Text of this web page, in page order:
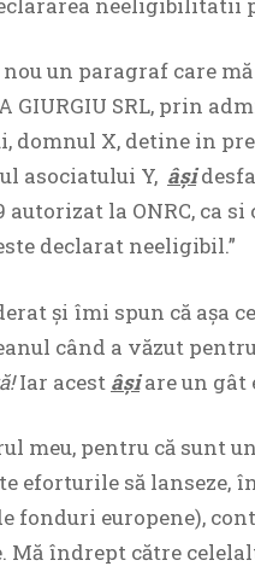
un paragraf care
GIURGIU SRL, prin
domnul X, detine in
asociatului Y, âşi
autorizat la ONRC, ca
declarat neeligibil.”
și îmi spun că așa
când a văzut
Iar acest âșiare un gât
meu, pentru că sunt
eforturile să lanseze,
fonduri europene),
Mă îndrept către